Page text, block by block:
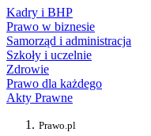
Kadry i BHP
Prawo w biznesie
Samorząd i administracja
Szkoły i uczelnie
Zdrowie
Prawo dla każdego
Akty Prawne
Prawo.pl